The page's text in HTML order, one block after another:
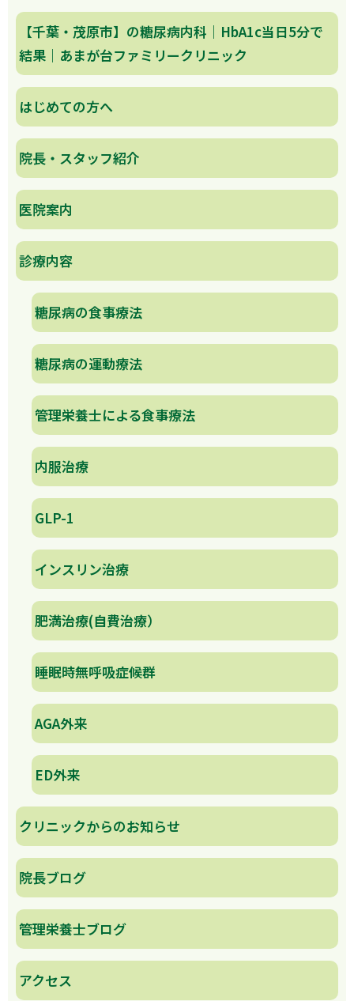
【千葉・茂原市】の糖尿病内科｜HbA1c当日5分で
結果｜あまが台ファミリークリニック
はじめての方へ
院長・スタッフ紹介
医院案内
診療内容
糖尿病の食事療法
糖尿病の運動療法
管理栄養士による食事療法
内服治療
GLP-1
インスリン治療
肥満治療(自費治療）
睡眠時無呼吸症候群
AGA外来
ED外来
クリニックからのお知らせ
院長ブログ
管理栄養士ブログ
アクセス